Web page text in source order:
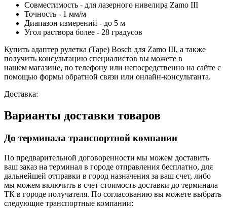
Совместимость - для лазерного нивелира Zamo III
Точность - 1 мм/м
Диапазон измерений - до 5 м
Угол раствора более - 28 градусов
Купить адаптер рулетка (Tape) Bosch для Zamo III, а также
получить консультацию специалистов вы можете в
нашем магазине, по телефону или непосредственно на сайте с
помощью формы обратной связи или онлайн-консультанта.
Доставка:
Варианты доставки товаров
До терминала транспортной компании
По предварительной договоренности мы можем доставить
ваш заказ на терминал в городе отправления бесплатно, для
дальнейшей отправки в город назначения за ваш счет, либо
мы можем включить в счет стоимость доставки до терминала
ТК в городе получателя. По согласованию вы можете выбрать
следующие транспортные компании: